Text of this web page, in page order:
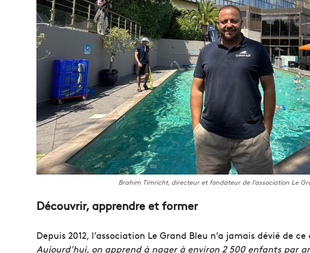
Brahim Timricht, directeur et fondateur de l’association Le
Découvrir, apprendre et former
Depuis 2012, l’association Le Grand Bleu n’a jamais dévié de
Aujourd’hui, on apprend à nager à environ 2 500 enfants par